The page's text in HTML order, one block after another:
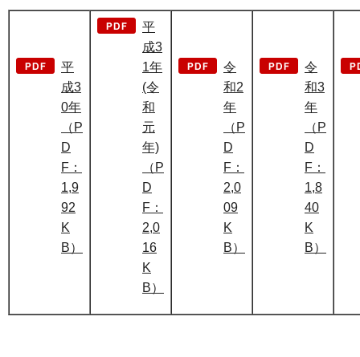
平
成3
0年
（P
D
F：
1,9
92
K
B）
平
成3
1年
(令
和
元
年)
（P
D
F：
2,0
16
K
B）
令
和2
年
（P
D
F：
2,0
09
K
B）
令
和3
年
（P
D
F：
1,8
40
K
B）